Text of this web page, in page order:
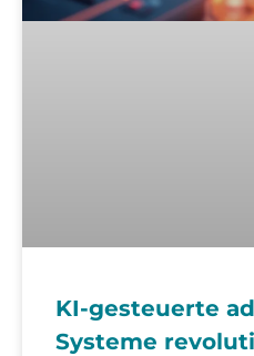
KI-gesteuerte
Systeme